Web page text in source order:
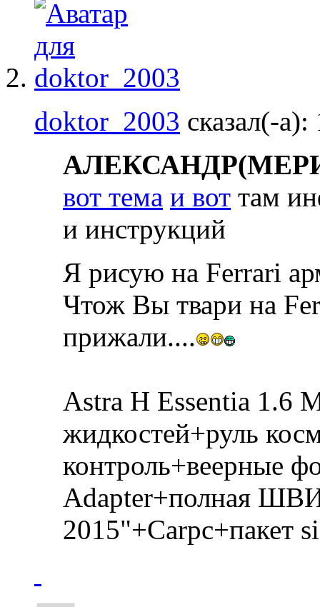
doktor_2003 сказал(-а):
вот тема и вот там
и инструкций
Я рисую на Ferrari
Чтож Вы твари на
прижали....
Astra H Essentia 1.6
жидкостей+руль
контроль+веерные
Adapter+полная
2015"+Carpc+пакет